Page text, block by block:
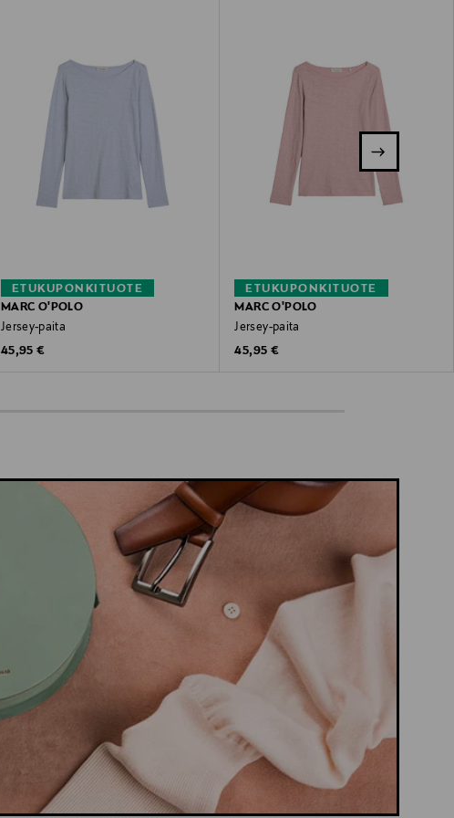
ETUKUPONKITUOTE
MARC O'POLO
Jersey-paita
Original Price
45,95 €
ETUKUPONKITUOTE
MARC O'POLO
Jersey-paita
Original Price
45,95 €